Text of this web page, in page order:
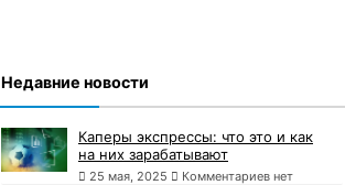
Недавние новости
Каперы экспрессы: что это и как
на них зарабатывают
25 мая, 2025 Комментариев нет